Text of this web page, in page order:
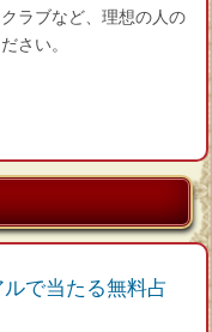
ラブなど、理想の人の
さい。
で当たる無料占